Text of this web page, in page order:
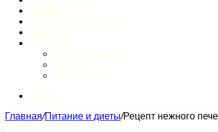
Главная/Питание и диеты/Рецепт нежного